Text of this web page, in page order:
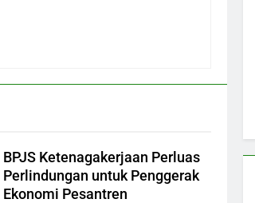
BPJS Ketenagakerjaan Perluas
Perlindungan untuk Penggerak
Ekonomi Pesantren